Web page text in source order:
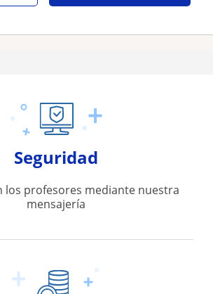
Seguridad
los profesores mediante nuestra
mensajería